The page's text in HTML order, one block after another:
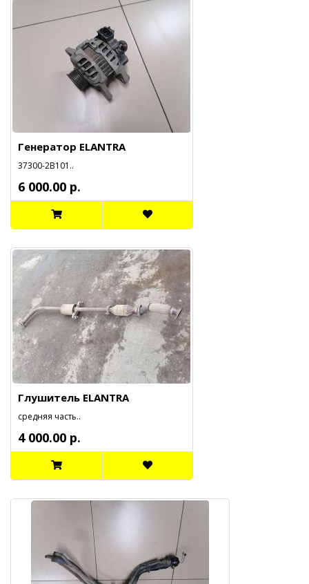
Генератор ELANTRA
37300-2B101..
6 000.00 р.
Глушитель ELANTRA
средняя часть..
4 000.00 р.